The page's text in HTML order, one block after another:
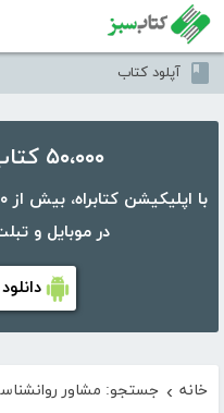
آپلود کتاب
۵۰،۰۰۰ کتاب در موبایل شما
در موبایل و
خانه › جستجو: مشاور